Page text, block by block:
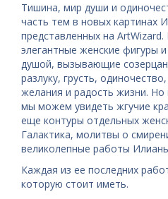
Тишина, мир души и
часть тем в новых картинах
представленных на
элегантные женские фигуры
душой, вызывающие
разлуку, грусть,
желания и радость жизни. Но
мы можем увидеть жгучие
еще контуры отдельных
Галактика, молитвы о
великолепные работы
Каждая из ее последних
которую стоит иметь.